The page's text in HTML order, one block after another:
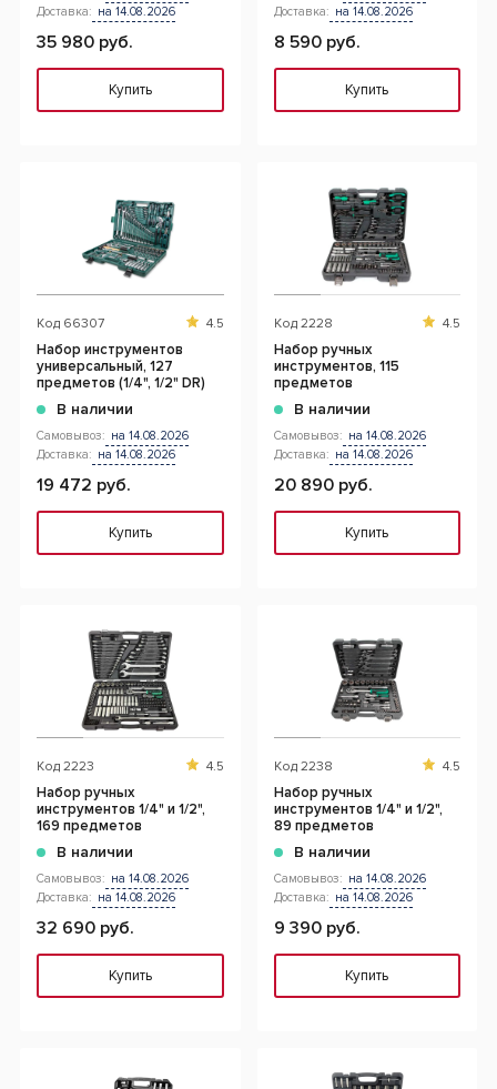
Доставка: на 14.08.2026
35 980 руб.
Купить
Доставка: на 14.08.2026
8 590 руб.
Купить
Код 66307 4.5
Набор инструментов
универсальный, 127
предметов (1/4", 1/2" DR)
В наличии
Самовывоз: на 14.08.2026
Доставка: на 14.08.2026
19 472 руб.
Купить
Код 2228 4.5
Набор ручных
инструментов, 115
предметов
В наличии
Самовывоз: на 14.08.2026
Доставка: на 14.08.2026
20 890 руб.
Купить
Код 2223 4.5
Набор ручных
инструментов 1/4" и 1/2",
169 предметов
В наличии
Самовывоз: на 14.08.2026
Доставка: на 14.08.2026
32 690 руб.
Купить
Код 2238 4.5
Набор ручных
инструментов 1/4" и 1/2",
89 предметов
В наличии
Самовывоз: на 14.08.2026
Доставка: на 14.08.2026
9 390 руб.
Купить